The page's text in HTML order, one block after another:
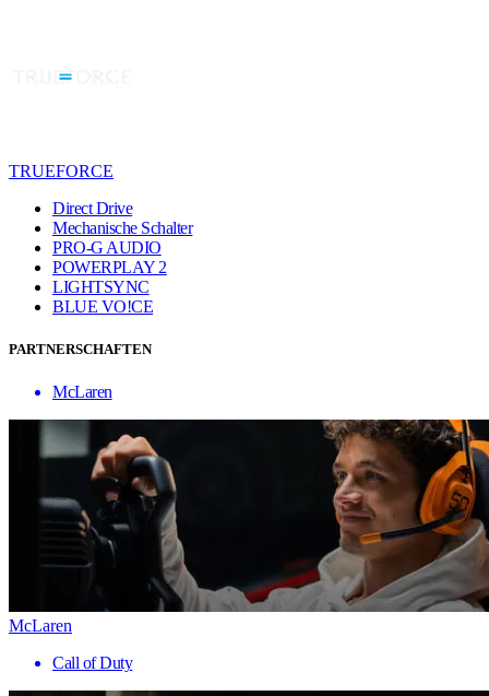
TRUEFORCE
Direct Drive
Mechanische Schalter
PRO-G AUDIO
POWERPLAY 2
LIGHTSYNC
BLUE VO!CE
PARTNERSCHAFTEN
McLaren
McLaren
Call of Duty